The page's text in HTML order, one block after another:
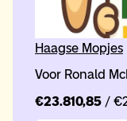
Haagse Mopjes
Voor Ronald
€23.810,85 /